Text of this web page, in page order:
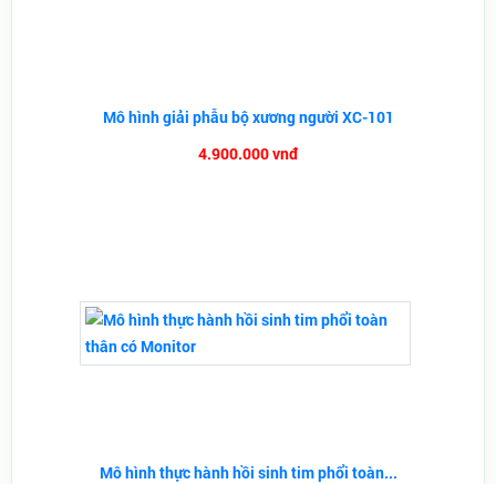
Mô hình giải phẫu bộ xương người XC-101
4.900.000 vnđ
Mô hình thực hành hồi sinh tim phổi toàn...